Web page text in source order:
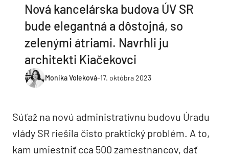
Nová kancelárska budova ÚV SR
bude elegantná a dôstojná, so
zelenými átriami. Navrhli ju
architekti Kiačekovci
Monika Voleková-17. októbra 2023
Súťaž na novú administratívnu budovu Úradu
vlády SR riešila čisto praktický problém. A to,
kam umiestniť cca 500 zamestnancov, dať